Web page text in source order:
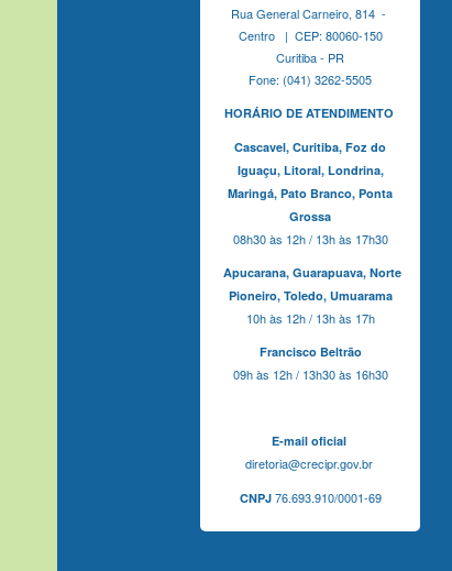
Rua General Carneiro, 814 -
Centro | CEP: 80060-150
Curitiba - PR
Fone: (041) 3262-5505
HORÁRIO DE ATENDIMENTO
Cascavel, Curitiba, Foz do
Iguaçu, Litoral, Londrina,
Maringá, Pato Branco, Ponta
Grossa
08h30 às 12h / 13h às 17h30
Apucarana, Guarapuava, Norte
Pioneiro, Toledo, Umuarama
10h às 12h / 13h às 17h
Francisco Beltrão
09h às 12h / 13h30 às 16h30
E-mail oficial
diretoria@crecipr.gov.br
CNPJ76.693.910/0001-69